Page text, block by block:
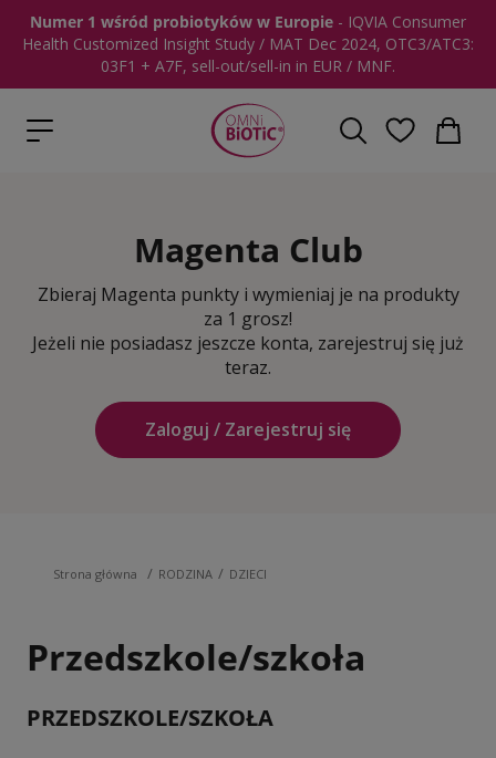
Numer 1 wśród probiotyków w Europie - IQVIA Consumer
Health Customized Insight Study / MAT Dec 2024, OTC3/ATC3:
03F1 + A7F, sell-out/sell-in in EUR / MNF.
Magenta Club
Zbieraj Magenta punkty i wymieniaj je na produkty
za 1 grosz!
Jeżeli nie posiadasz jeszcze konta, zarejestruj się już
teraz.
Zaloguj / Zarejestruj się
Strona główna / RODZINA / DZIECI
Przedszkole/szkoła
PRZEDSZKOLE/SZKOŁA